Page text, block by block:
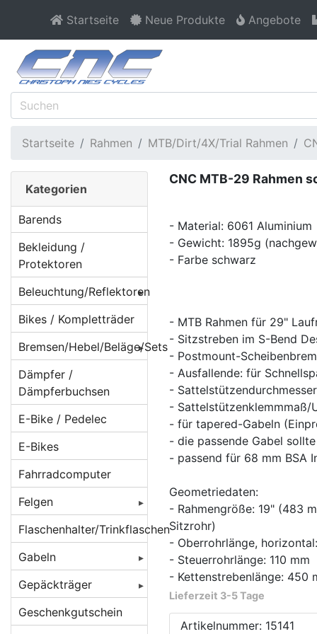
Startseite Neue Produkte Angebote
Startseite Rahmen MTB/Dirt/4X/Trial Rahmen
CNC MTB-29 Rahmen
- Material: 6061 Aluminium
- Gewicht: 1895g
- Farbe schwarz
- MTB Rahmen für 29"
- Sitzstreben im S-Bend
- Postmount-
- Ausfallende: für
-
- Sattelstützenklemmmaß/
- für tapered-Gabeln
- die passende Gabel
- passend für 68 mm BSA
Geometriedaten:
- Rahmengröße: 19" (483
Sitzrohr)
- Oberrohrlänge,
- Steuerrohrlänge: 110 mm
- Kettenstrebenlänge: 450
Lieferzeit 3-5 Tage
Artikelnummer: 15141
Kategorien
Barends
Bekleidung /
Protektoren
Beleuchtung/Reflektoren
Beleuchtung für
Batteriebetrieb
Beleuchtung für
Dynamobetrieb
Beleuchtung für
E-Bikes/ Pedelec
Lampenhalter /
Rücklichthalter
Lichtkabel /
Stecker /
Verbinder
Reflektoren /
Reflex-Sticker
Seitenläufer-
Dynamos
Bikes / Kompletträder
Bremsen/Hebel/Beläge/Sets
BMX Bremsen
Bremsbeläge
Beläge für
Brakes
Beläge für
Felgenbremsen
Beläge für
Caliper/Zange
Beläge für
Scheibenbremsen
Bremsen
Bremsenzubehör/Ersatzteile
Bremshebel
Bremsscheiben/Rotoren
Crossbremsen
Rennradbremsen
/ Zangenbremsen
Scheibenbremsadapter
Scheibenbremsen
Dämpfer /
Dämpferbuchsen
E-Bike / Pedelec
E-Bikes
Fahrradcomputer
Felgen
Felgen 16 Zoll
Felgen 20 Zoll
Felgen 22 Zoll
Felgen 24 Zoll
Flaschenhalter/Trinkflaschen
Gabeln
Federgabeln
DT Swiss
Starrgabeln
Gepäckträger
Gepäckträger
hinten
Geschenkgutschein